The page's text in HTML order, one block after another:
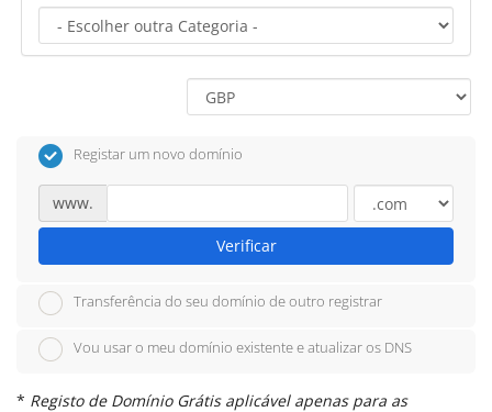
Registar um novo domínio
www.
Verificar
Transferência do seu domínio de outro registrar
Vou usar o meu domínio existente e atualizar os DNS
* Registo de Domínio Grátis aplicável apenas para as